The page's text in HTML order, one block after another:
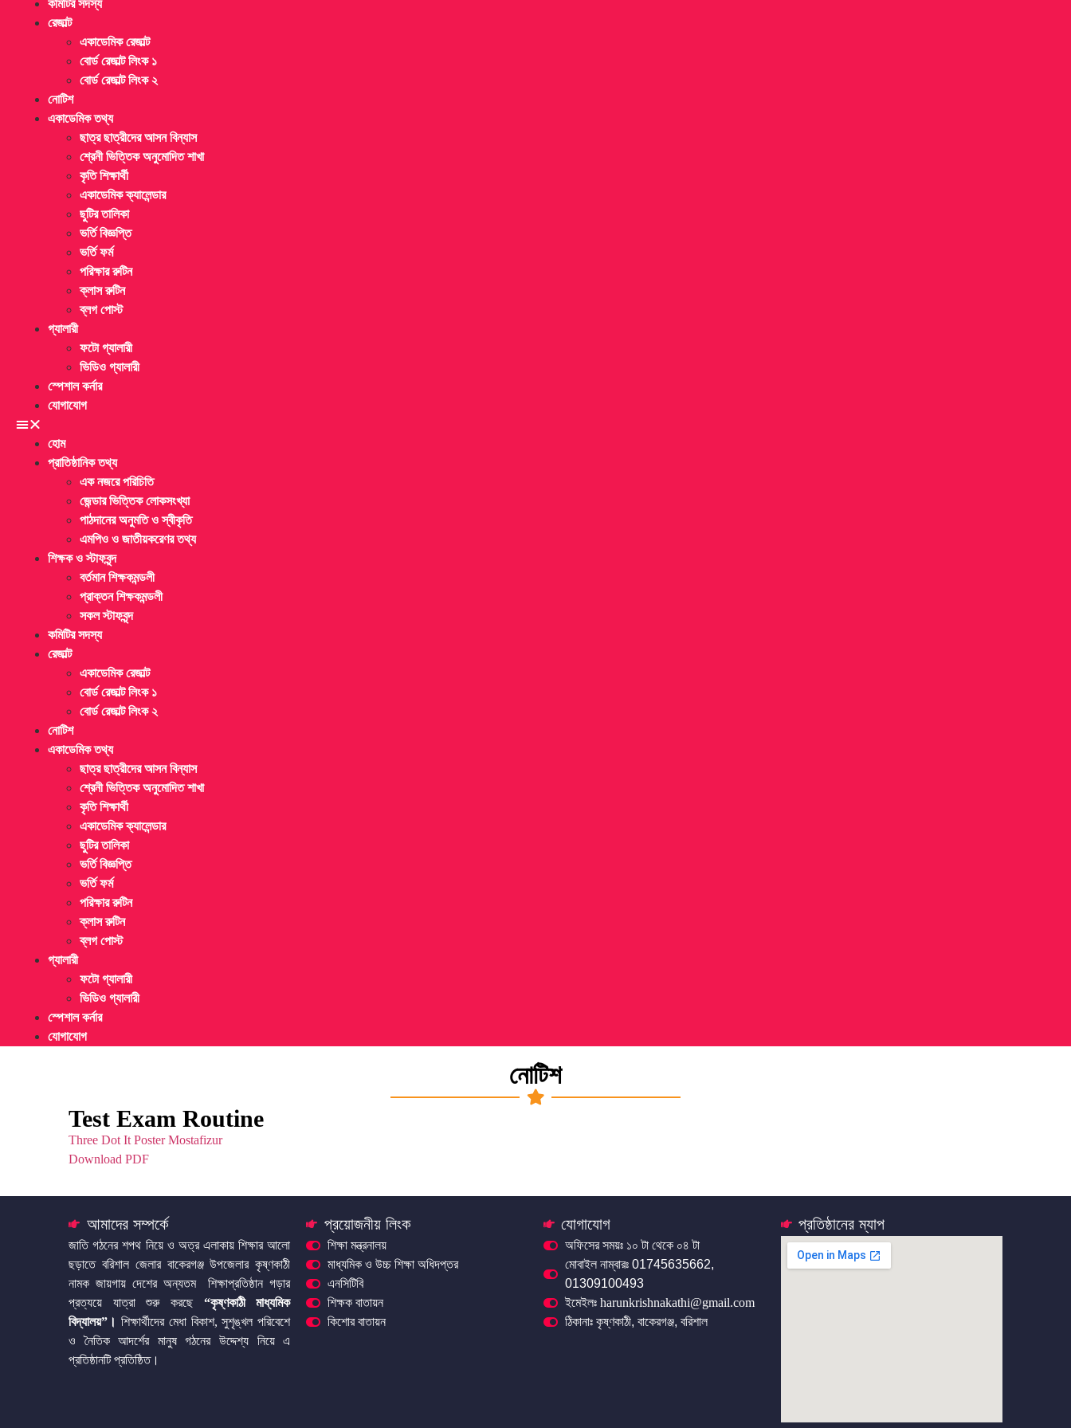
কমিটির সদস্য
রেজাল্ট
একাডেমিক রেজাল্ট
বোর্ড রেজাল্ট লিংক ১
বোর্ড রেজাল্ট লিংক ২
নোটিশ
একাডেমিক তথ্য
ছাত্র ছাত্রীদের আসন বিন্যাস
শ্রেনী ভিত্তিক অনুমোদিত শাখা
কৃতি শিক্ষার্থী
একাডেমিক ক্যালেন্ডার
ছুটির তালিকা
ভর্তি বিজ্ঞপ্তি
ভর্তি ফর্ম
পরিক্ষার রুটিন
ক্লাস রুটিন
ব্লগ পোস্ট
গ্যালারী
ফটো গ্যালারী
ভিডিও গ্যালারী
স্পেশাল কর্নার
যোগাযোগ
হোম
প্রাতিষ্ঠানিক তথ্য
এক নজরে পরিচিতি
জেন্ডার ভিত্তিক লোকসংখ্যা
পাঠদানের অনুমতি ও স্বীকৃতি
এমপিও ও জাতীয়করেণর তথ্য
শিক্ষক ও স্টাফবৃন্দ
বর্তমান শিক্ষকমন্ডলী
প্রাক্তন শিক্ষকমন্ডলী
সকল স্টাফবৃন্দ
কমিটির সদস্য
রেজাল্ট
একাডেমিক রেজাল্ট
বোর্ড রেজাল্ট লিংক ১
বোর্ড রেজাল্ট লিংক ২
নোটিশ
একাডেমিক তথ্য
ছাত্র ছাত্রীদের আসন বিন্যাস
শ্রেনী ভিত্তিক অনুমোদিত শাখা
কৃতি শিক্ষার্থী
একাডেমিক ক্যালেন্ডার
ছুটির তালিকা
ভর্তি বিজ্ঞপ্তি
ভর্তি ফর্ম
পরিক্ষার রুটিন
ক্লাস রুটিন
ব্লগ পোস্ট
গ্যালারী
ফটো গ্যালারী
ভিডিও গ্যালারী
স্পেশাল কর্নার
যোগাযোগ
নোটিশ
Test Exam Routine
Three Dot It Poster Mostafizur
Download PDF
আমাদের সম্পর্কে
জাতি গঠনের শপথ নিয়ে ও অত্র এলাকায় শিক্ষার আলো
ছড়াতে বরিশাল জেলার বাকেরগঞ্জ উপজেলার কৃষ্ণকাঠী
নামক জায়গায় দেশের অন্যতম শিক্ষাপ্রতিষ্ঠান গড়ার
প্রত্যয়ে যাত্রা শুরু করছে “কৃষ্ণকাঠী মাধ্যমিক
বিদ্যালয়” । শিক্ষার্থীদের মেধা বিকাশ, সুশৃঙ্খল পরিবেশে
ও নৈতিক আদর্শের মানুষ গঠনের উদ্দেশ্য নিয়ে এ
প্রতিষ্ঠানটি প্রতিষ্ঠিত।
প্রয়োজনীয় লিংক
শিক্ষা মন্ত্রনালয়
মাধ্যমিক ও উচ্চ শিক্ষা অধিদপ্তর
এনসিটিবি
শিক্ষক বাতায়ন
কিশোর বাতায়ন
যোগাযোগ
অফিসের সময়ঃ ১০ টা থেকে ০৪ টা
মোবাইল নাম্বারঃ 01745635662,
01309100493
ইমেইলঃ harunkrishnakathi@gmail.com
ঠিকানাঃ কৃষ্ণকাঠী, বাকেরগঞ্জ, বরিশাল
প্রতিষ্ঠানের ম্যাপ